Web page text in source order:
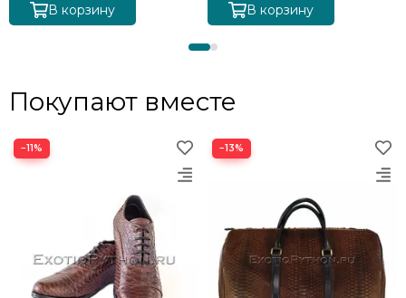
В корзину В корзину
Покупают вместе
−11% −13%